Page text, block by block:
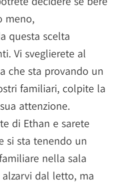
meno,
questa scelta
Vi sveglierete al
che sta provando un
familiari, colpite la
attenzione.
di Ethan e sarete
si sta tenendo un
nella sala
dal letto, ma